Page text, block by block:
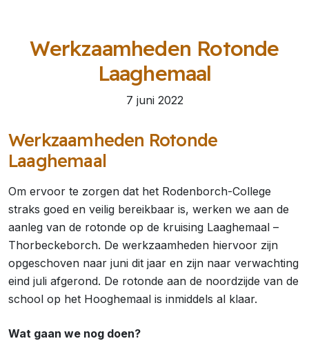
Werkzaamheden Rotonde
Laaghemaal
7 juni 2022
Werkzaamheden Rotonde
Laaghemaal
Om ervoor te zorgen dat het Rodenborch-College
straks goed en veilig bereikbaar is, werken we aan de
aanleg van de rotonde op de kruising Laaghemaal –
Thorbeckeborch. De werkzaamheden hiervoor zijn
opgeschoven naar juni dit jaar en zijn naar verwachting
eind juli afgerond. De rotonde aan de noordzijde van de
school op het Hooghemaal is inmiddels al klaar.
Wat gaan we nog doen?